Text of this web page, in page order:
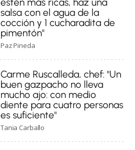
salsa con el agua de la
cocción y 1 cucharadita de
pimentón"
Paz Pineda
Carme Ruscalleda, chef: "Un
buen gazpacho no lleva
mucho ajo: con medio
diente para cuatro personas
es suficiente"
Tania Carballo